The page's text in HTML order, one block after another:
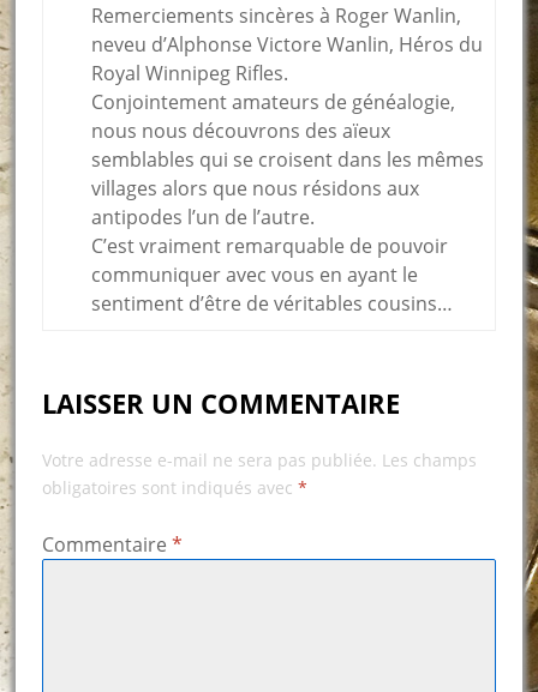
Remerciements sincères à Roger Wanlin,
neveu d’Alphonse Victore Wanlin, Héros du
Royal Winnipeg Rifles.
Conjointement amateurs de généalogie,
nous nous découvrons des aïeux
semblables qui se croisent dans les mêmes
villages alors que nous résidons aux
antipodes l’un de l’autre.
C’est vraiment remarquable de pouvoir
communiquer avec vous en ayant le
sentiment d’être de véritables cousins…
LAISSER UN COMMENTAIRE
Votre adresse e-mail ne sera pas publiée. Les champs
obligatoires sont indiqués avec *
Commentaire *